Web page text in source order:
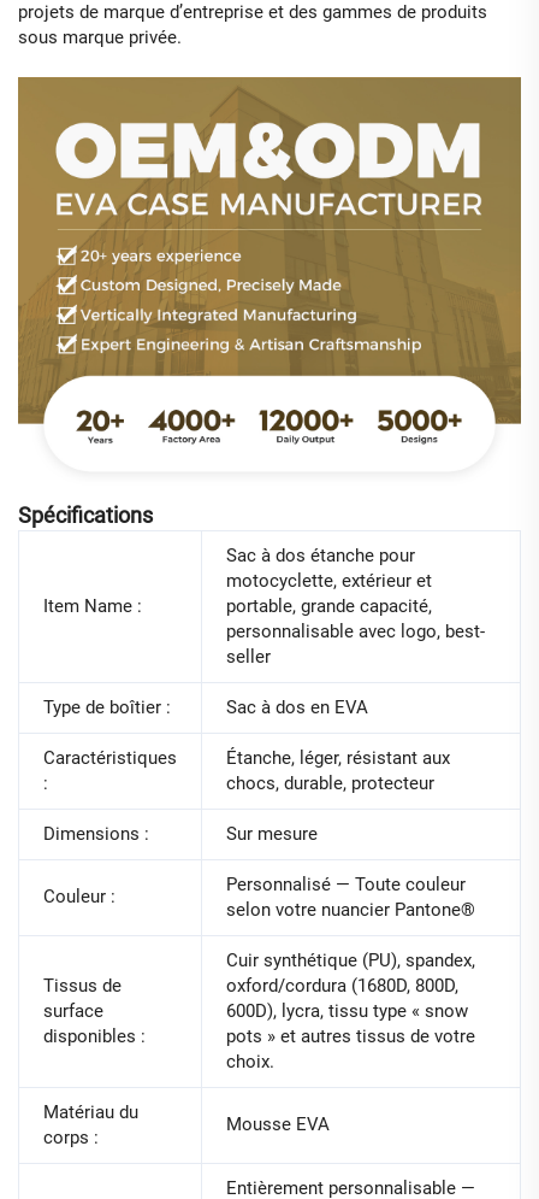
projets de marque d’entreprise et des gammes de produits
sous marque privée.
Spécifications
Item Name :
Sac à dos étanche pour
motocyclette, extérieur et
portable, grande capacité,
personnalisable avec logo, best-
seller
Type de boîtier : Sac à dos en EVA
Caractéristiques
:
Étanche, léger, résistant aux
chocs, durable, protecteur
Dimensions : Sur mesure
Couleur :
Personnalisé — Toute couleur
selon votre nuancier Pantone®
Tissus de
surface
disponibles :
Cuir synthétique (PU), spandex,
oxford/cordura (1680D, 800D,
600D), lycra, tissu type « snow
pots » et autres tissus de votre
choix.
Matériau du
corps :
Mousse EVA
Entièrement personnalisable —